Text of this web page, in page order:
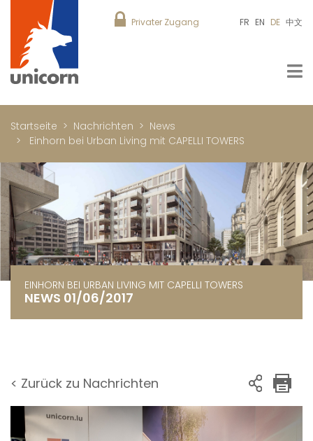
Privater Zugang FR EN DE 中文
Startseite Nachrichten
News
Einhorn bei Urban Living mit CAPELLI TOWERS
EINHORN BEI URBAN LIVING MIT CAPELLI TOWERS
NEWS 01/06/2017
< Zurück zu Nachrichten